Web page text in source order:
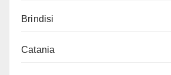
Brindisi
Catania